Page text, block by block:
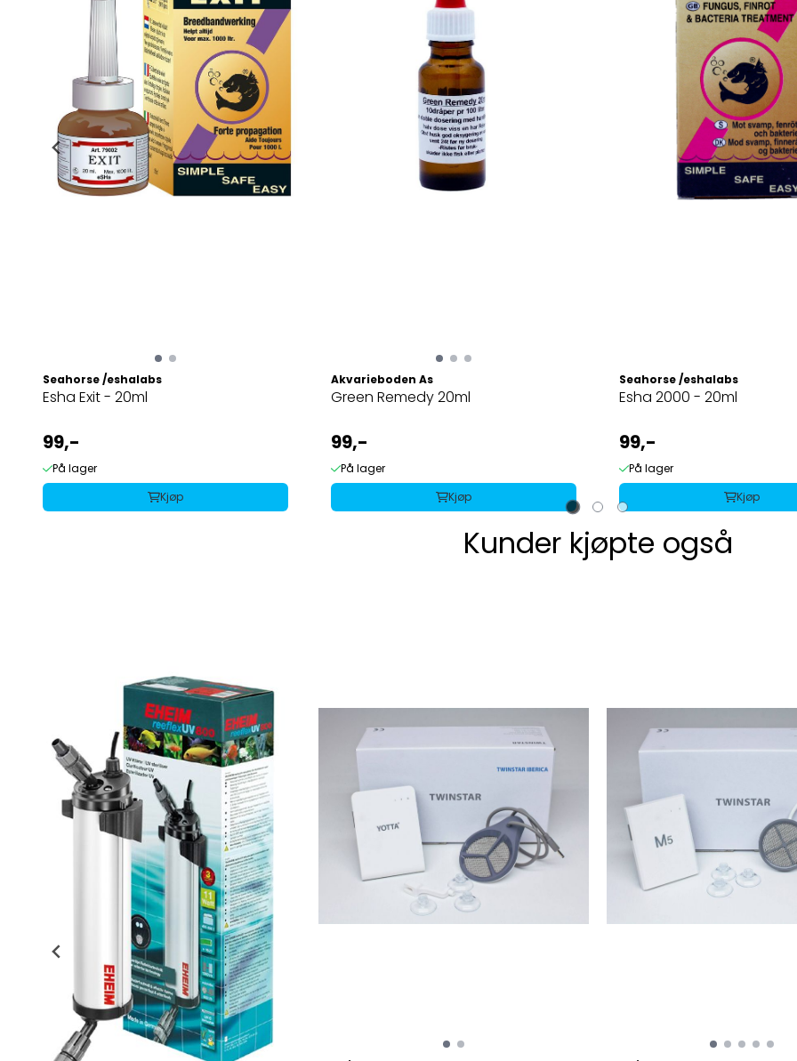
Seahorse /eshalabs
Esha Exit - 20ml
99,-
På lager
Kjøp
Akvarieboden As
Green Remedy 20ml
99,-
På lager
Kjøp
Seahorse /eshalabs
Esha 2000 - 20ml
99,-
På lager
Kjøp
Kunder kjøpte også